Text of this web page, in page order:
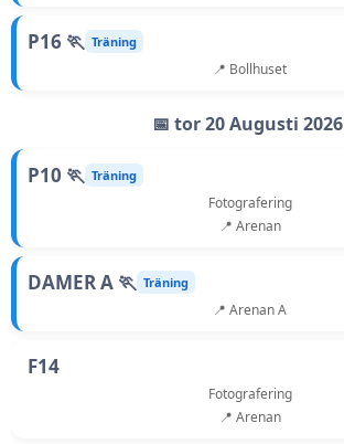
P16 🏃 Träning
📍 Bollhuset
📅 tor 20 Augusti 2026
P10 🏃 Träning
Fotografering
📍 Arenan
DAMER A 🏃 Träning
📍 Arenan A
F14
Fotografering
📍 Arenan